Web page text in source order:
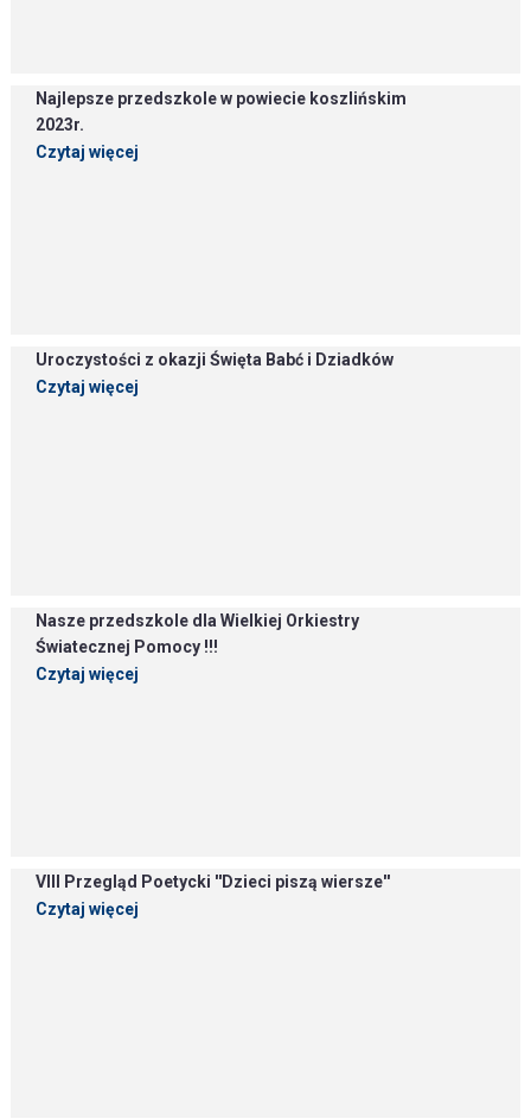
Najlepsze przedszkole w powiecie koszlińskim
2023r.
Czytaj więcej
Uroczystości z okazji Święta Babć i Dziadków
Czytaj więcej
Nasze przedszkole dla Wielkiej Orkiestry
Światecznej Pomocy !!!
Czytaj więcej
VIII Przegląd Poetycki ''Dzieci piszą wiersze''
Czytaj więcej